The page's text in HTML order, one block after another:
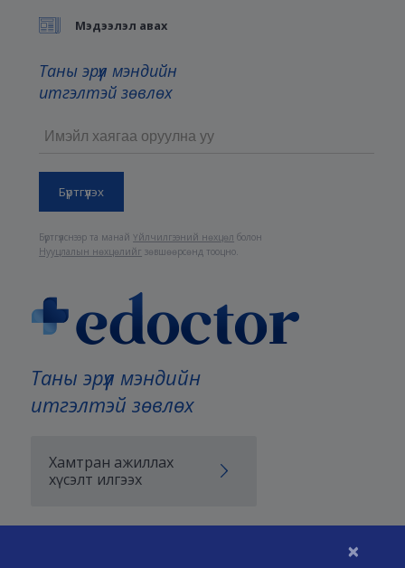
×
Таны эрүүл мэндийн
итгэлтэй зөвлөх
Хамтран ажиллах
хүсэлт илгээх
Мэдээлэл авах
Таны эрүүл мэндийн
итгэлтэй зөвлөх
Бүртгүүлснээр та манайҮйлчилгээний нөхцөл болон
Нууцлалын нөхцөлийг зөвшөөрсөнд тооцно.